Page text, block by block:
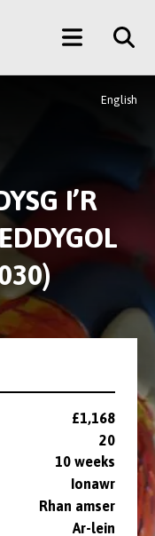
Main
Menu
English
I’R
£1,168
20
10 weeks
Ionawr
Rhan amser
⁠Ar-lein